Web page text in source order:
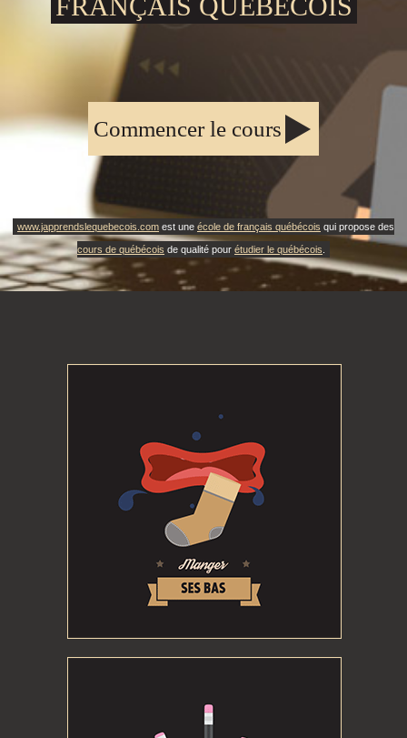
Commencer le cours
www.japprendslequebecois.com est une école de français québécois qui propose des
cours de québécois de qualité pour étudier le québécois